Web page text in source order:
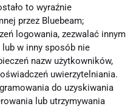
to wyraźnie
przez Bluebeam;
logowania, zezwalać innym
w inny sposób nie
nazw użytkowników,
uwierzytelniania.
do uzyskiwania
lub utrzymywania